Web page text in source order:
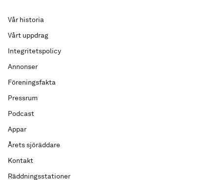
Vår historia
Vårt uppdrag
Integritetspolicy
Annonser
Föreningsfakta
Pressrum
Podcast
Appar
Årets sjöräddare
Kontakt
Räddningsstationer